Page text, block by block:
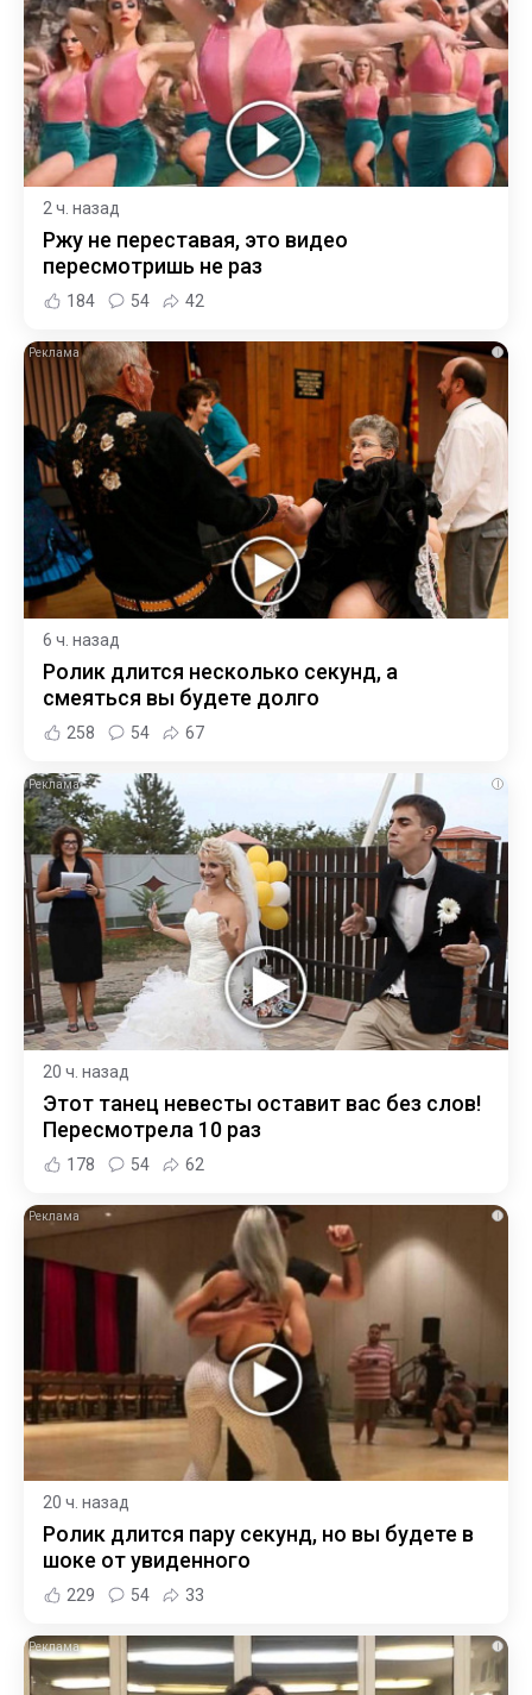
2 ч. назад
Ржу не переставая, это видео
пересмотришь не раз
184 54 42
i
6 ч. назад
Ролик длится несколько секунд, а
смеяться вы будете долго
258 54 67
i
20 ч. назад
Этот танец невесты оставит вас без слов!
Пересмотрела 10 раз
178 54 62
i
20 ч. назад
Ролик длится пару секунд, но вы будете в
шоке от увиденного
229 54 33
i